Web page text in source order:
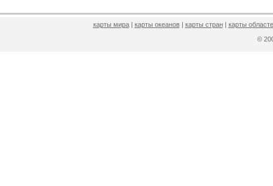
карты мира| карты океанов| карты стран| карты
©